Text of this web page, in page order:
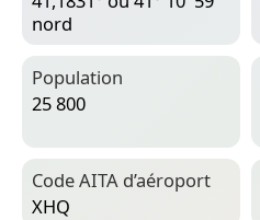
nord
Population
25 800
Code AITA d’aéroport
XHQ